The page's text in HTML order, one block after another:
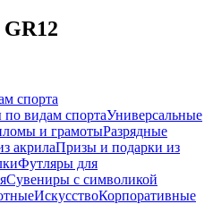
спорта
видам спортаУниверсальные
и грамотыРазрядные
акрилаПризы и подарки из
Футляры для
Сувениры с символикой
ИскусствоКорпоративные